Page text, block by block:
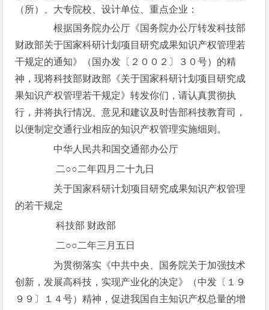
（所）、大专院校、设计单位、重点企业：
根据国务院办公厅《国务院办公厅转发科技部
财政部关于国家科研计划项目研究成果知识产权管理若
干规定的通知》（国办发〔２００２〕３０号）的精
神，现将科技部财政部《关于国家科研计划项目研究成
果知识产权管理若干规定》转发你们，请认真贯彻执
行，并将执行情况、意见和建议及时告部科技教育司，
以便制定交通行业相应的知识产权管理实施细则。
中华人民共和国交通部办公厅
二○○二年四月二十九日
关于国家科研计划项目研究成果知识产权管理
的若干规定
科技部 财政部
二○○二年三月五日
为贯彻落实《中共中央、国务院关于加强技术
创新，发展高科技，实现产业化的决定》（中发〔１９
９９〕１４号）精神，促进我国自主知识产权总量的增